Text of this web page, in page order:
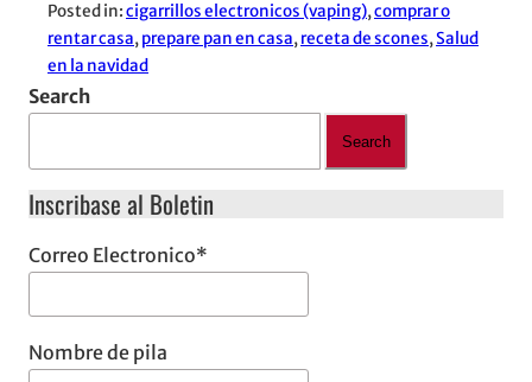
Posted in:cigarrillos electronicos (vaping), comprar o
rentar casa, prepare pan en casa, receta de scones, Salud
en la navidad
Search
Search
Inscribase al Boletin
Correo Electronico*
Nombre de pila